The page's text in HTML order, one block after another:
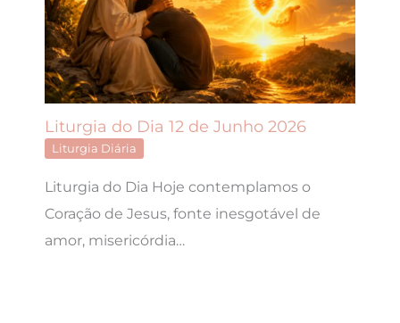
Liturgia do Dia 12 de Junho 2026
Liturgia Diária
Liturgia do Dia Hoje contemplamos o
Coração de Jesus, fonte inesgotável de
amor, misericórdia…